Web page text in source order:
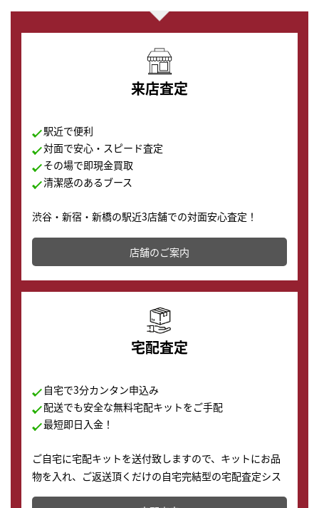
来店査定
駅近で便利
対面で安心・スピード査定
その場で即現金買取
清潔感のあるブース
渋谷・新宿・新橋の駅近3店舗での対面安心査定！
その場で現金買取致します。渋谷本店では、時計販売の
店舗を併設しており、下取りに出してお得に新しい時計
の購入もできます♪
店舗のご案内
宅配査定
自宅で3分カンタン申込み
配送でも安全な無料宅配キットをご手配
最短即日入金！
ご自宅に宅配キットを送付致しますので、キットにお品
物を入れ、ご返送頂くだけの自宅完結型の宅配査定シス
テムです。